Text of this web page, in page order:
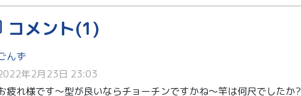
コメント(1)
んず
年2月23日 23:03
疲れ様です〜型が良いならチョーチンですかね〜竿は何尺でしたか?